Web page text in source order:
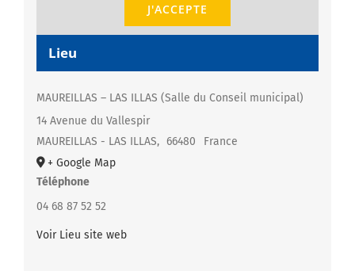
Lieu
MAUREILLAS – LAS ILLAS (Salle du Conseil municipal)
14 Avenue du Vallespir
MAUREILLAS - LAS ILLAS, 66480
France
+ Google Map
Téléphone
04 68 87 52 52
Voir Lieu site web
J'ACCEPTE